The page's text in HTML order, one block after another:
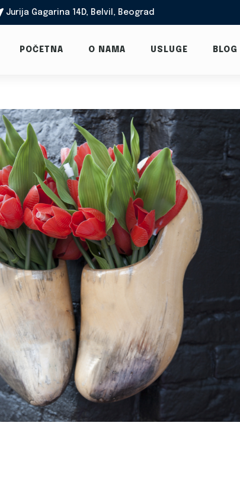
Jurija Gagarina 14D, Belvil, Beograd
POČETNA O NAMA USLUGE BLOG